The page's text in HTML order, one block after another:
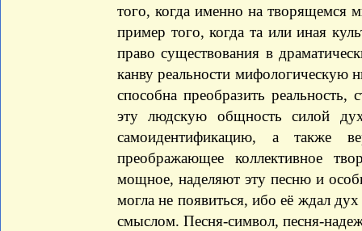
того, когда именно на творящемся
пример того, когда та или иная
право существования в
канву реальности мифологическую
способна преобразить реальность,
эту людскую общность силой
самоидентификацию, а также
преображающее коллективное
мощное, наделяют эту песню и
могла не появиться, ибо её ждал
смыслом. Песня-символ, песня-